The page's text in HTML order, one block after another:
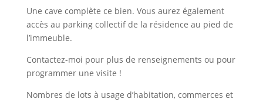
Une cave complète ce bien. Vous aurez également
accès au parking collectif de la résidence au pied de
l’immeuble.
Contactez-moi pour plus de renseignements ou pour
programmer une visite !
Nombres de lots à usage d’habitation, commerces et